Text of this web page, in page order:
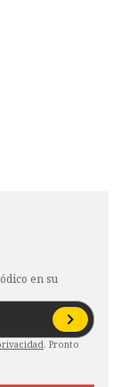
en su
. Pronto